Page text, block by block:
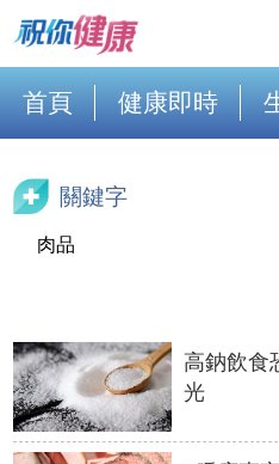
首頁 健康即時
關鍵字
肉品
高鈉飲食
光